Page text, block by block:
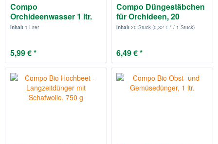
Compo
Orchideenwasser 1 ltr.
Inhalt 1 Liter
5,99 € *
Compo Düngestäbchen
für Orchideen, 20
Stäbchen,...
Inhalt20 Stück(0,32 € * / 1 Stück)
6,49 € *